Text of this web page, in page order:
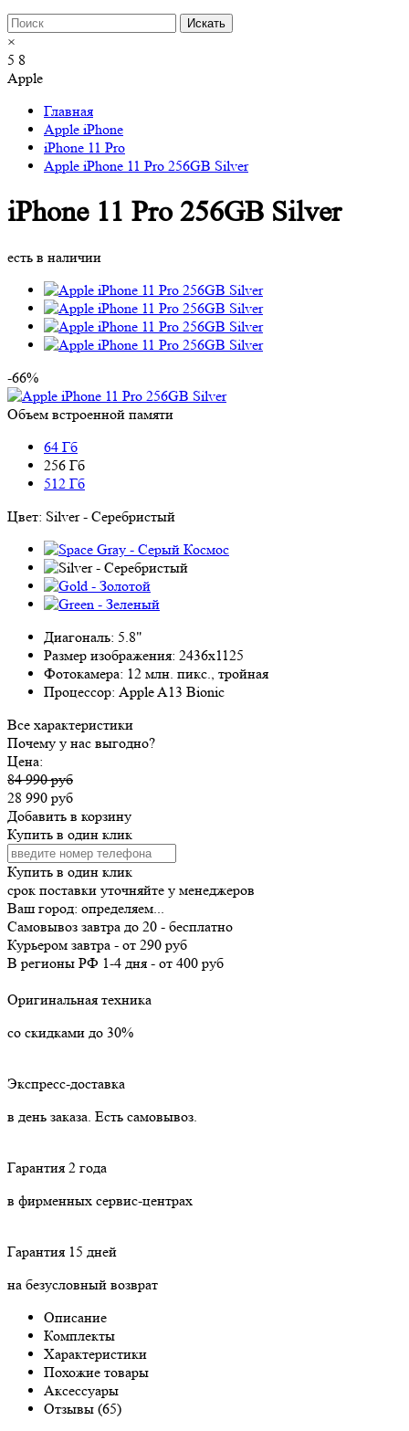
×
5 8
Apple
Главная
Apple iPhone
iPhone 11 Pro
Apple iPhone 11 Pro 256GB Silver
iPhone 11 Pro 256GB Silver
есть в наличии
-66%
Объем встроенной памяти
64 Гб
256 Гб
512 Гб
Цвет: Silver - Серебристый
Диагональ: 5.8"
Размер изображения: 2436x1125
Фотокамера: 12 млн. пикс., тройная
Процессор: Apple A13 Bionic
Все характеристики
Почему у нас выгодно?
Цена:
84 990 руб
28 990 руб
Добавить в корзину
Купить в один клик
Купить в один клик
срок поставки уточняйте у менеджеров
Ваш город: определяем...
Самовывоз завтра до 20 - бесплатно
Курьером завтра - от 290 руб
В регионы РФ 1-4 дня - от 400 руб
Оригинальная техника
со скидками до 30%
Экспресс-доставка
в день заказа. Есть самовывоз.
Гарантия 2 года
в фирменных сервис-центрах
Гарантия 15 дней
на безусловный возврат
Описание
Комплекты
Характеристики
Похожие товары
Аксессуары
Отзывы (65)